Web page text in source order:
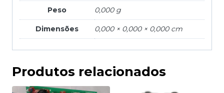
Peso 0,000 g
Dimensões 0,000 × 0,000 × 0,000 cm
Produtos relacionados